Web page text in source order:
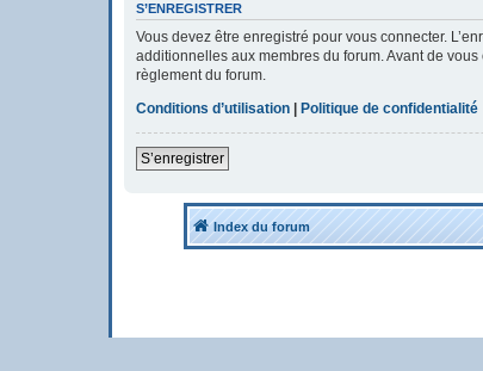
S’ENREGISTRER
Vous devez être enregistré pour vous connecter.
additionnelles aux membres du forum. Avant de
règlement du forum.
Conditions d’utilisation | Politique de confidentialité
S’enregistrer
Index du forum